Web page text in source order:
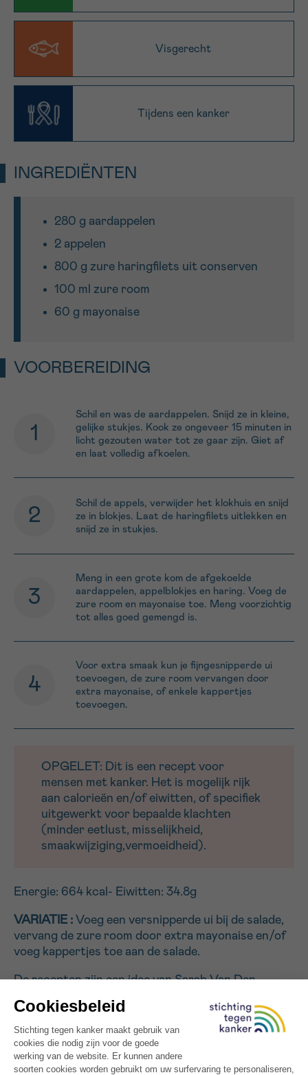
Visgerecht
Tijdens een kanker
INGREDIËNTEN
280 g aardappelen
2 appelen
800 g zure haringfilets uit conserven
100 ml zure room
60 g mayonaise
VOORBEREIDING
Schil en was de aardappelen. Snijd ze in kleine,
gelijke stukjes. Kook ze ongeveer 15 minuten in
licht gezouten water tot ze gaar zijn. Giet af
en laat volledig afkoelen.
Schil de appels, verwijder het klokhuis en snijd
ze in blokjes. Laat de haringfilets uitlekken en
snijd ze in stukjes.
Meng in een grote kom de afgekoelde
aardappelen, appelblokjes en haring. Voeg de
zure room en mayonaise toe. Meng voorzichtig
tot alles goed gemengd is.
Voor extra smaak kun je fijngesnipperde ui
toevoegen, de zure room vervangen door
extra mayonaise, of enkele kappertjes
toevoegen.
OPGELET: Dit is een recept voor
mensen met kanker. Het is mogelijk rijk
aan calorieën en/of eiwitten, of specifiek
uitgewerkt voor bepaalde klachten
(minder eetlust, misselijkheid,
smaakwijziging,vermoeidheid).
Energie: 664 kcal- Eiwitten: 34.8g
VARIATIE : Voeg een versnipperde ui bij de salade,
vervang de zure room door extra mayonaise en/of
voeg kappertjes toe aan de salade.
De recepten zijn een idee van Sarah Van Den
eindwerk aan de KaHo Sint-Lieven, departement
Voeding & Diëtetiek te Gent, in samenwerking met
Stichting tegen Kanker.
Zin in een andere vissalade ? Probeer dan onze
Ja, stuur mij de nieuwsbrief
Ik aanvaard de
*VERPLICHT VELD